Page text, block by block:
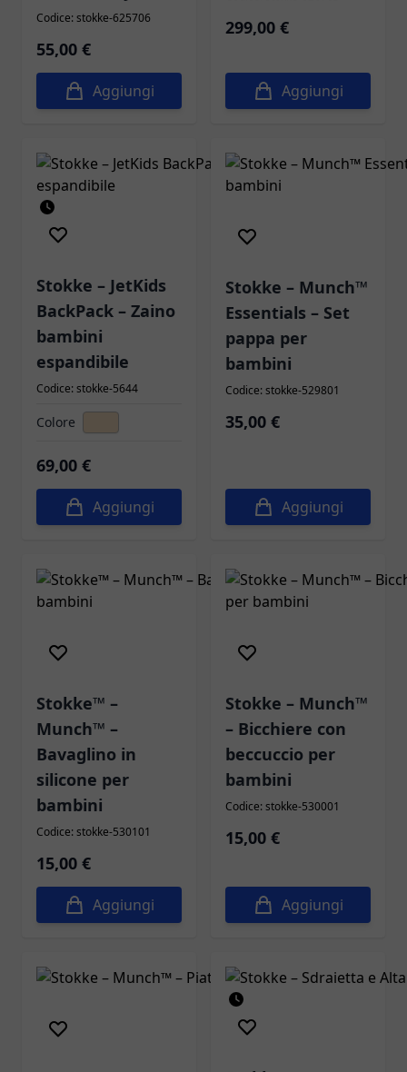
Codice: stokke-625706
55,00 €
Aggiungi
299,00 €
Aggiungi
Stokke – JetKids
BackPack – Zaino
bambini
espandibile
Codice: stokke-5644
Colore
69,00 €
Aggiungi
Stokke – Munch™
Essentials – Set
pappa per
bambini
Codice: stokke-529801
35,00 €
Aggiungi
Stokke™ –
Munch™ –
Bavaglino in
silicone per
bambini
Codice: stokke-530101
15,00 €
Aggiungi
Stokke – Munch™
– Bicchiere con
beccuccio per
bambini
Codice: stokke-530001
15,00 €
Aggiungi